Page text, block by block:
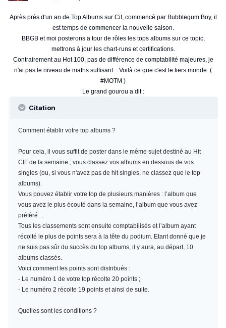
Après près d'un an de Top Albums sur Cif, commencé par Bubblegum Boy, il
est temps de commencer la nouvelle saison.
BBGB et moi posterons a tour de rôles les tops albums sur ce topic,
mettrons à jour les chart-runs et certifications.
Contrairement au Hot 100, pas de différence de comptabilité majeures, je
n'ai pas le niveau de maths suffisant... Voilà ce que c'est le tiers monde. (
#MOTM )
Le grand gourou a dit :
Citation
Comment établir votre top albums ?
Pour cela, il vous suffit de poster dans le même sujet destiné au Hit
CIF de la semaine ; vous classez vos albums en dessous de vos
singles (ou, si vous n'avez pas de hit singles, ne classez que le top
albums).
Vous pouvez établir votre top de plusieurs manières : l’album que
vous avez le plus écouté dans la semaine, l’album que vous avez
préféré…
Tous les classements sont ensuite comptabilisés et l’album ayant
récolté le plus de points sera à la tête du podium. Etant donné que je
ne suis pas sûr du succès du top albums, il y aura, au départ, 10
albums classés.
Voici comment les points sont distribués :
- Le numéro 1 de votre top récolte 20 points ;
- Le numéro 2 récolte 19 points et ainsi de suite.
Quelles sont les conditions ?